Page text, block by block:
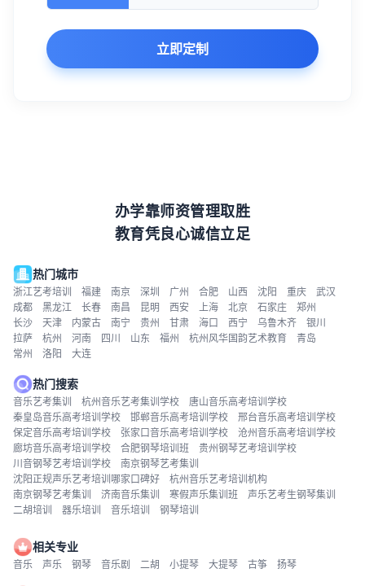
立即定制
办学靠师资管理取胜
教育凭良心诚信立足
热门城市
浙江艺考培训 福建 南京 深圳 广州 合肥 山西 沈阳 重庆
武汉
成都
黑龙江 长春 南昌 昆明 西安 上海 北京 石家庄
郑州
长沙
天津 内蒙古 南宁 贵州 甘肃 海口 西宁 乌鲁木齐
银川
拉萨
杭州 河南 四川 山东 福州 杭州风华国韵艺术教育
青岛
常州
洛阳 大连
热门搜索
音乐艺考集训 杭州音乐艺考集训学校
唐山音乐高考培训学校
秦皇岛音乐高考培训学校
邯郸音乐高考培训学校
邢台音乐高考培训学校
保定音乐高考培训学校
张家口音乐高考培训学校
沧州音乐高考培训学校
廊坊音乐高考培训学校
合肥钢琴培训班
贵州钢琴艺考培训学校
川音钢琴艺考培训学校
南京钢琴艺考集训
沈阳正规声乐艺考培训哪家口碑好
杭州音乐艺考培训机构
南京钢琴艺考集训
济南音乐集训 寒假声乐集训班
声乐艺考生钢琴集训
二胡培训
器乐培训 音乐培训 钢琴培训
相关专业
音乐 声乐 钢琴 音乐剧 二胡 小提琴 大提琴 古筝 扬琴